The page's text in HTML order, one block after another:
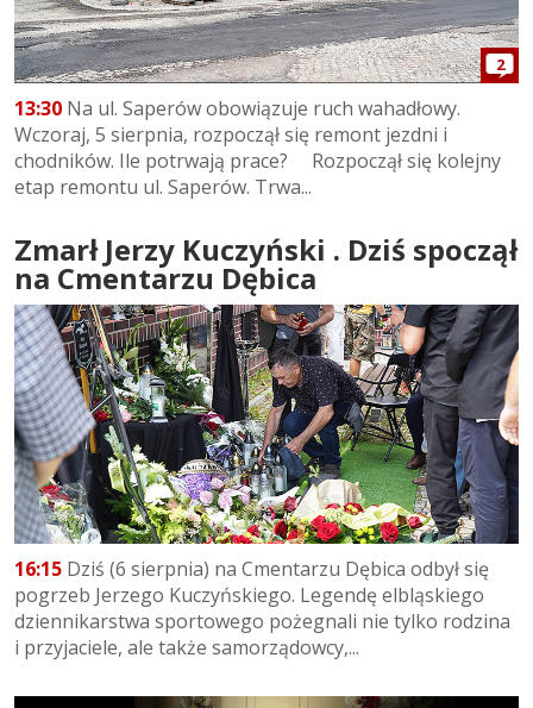
2
13:30 Na ul. Saperów obowiązuje ruch wahadłowy.
Wczoraj, 5 sierpnia, rozpoczął się remont jezdni i
chodników. Ile potrwają prace? Rozpoczął się kolejny
etap remontu ul. Saperów. Trwa...
Zmarł Jerzy Kuczyński . Dziś spoczął
na Cmentarzu Dębica
16:15 Dziś (6 sierpnia) na Cmentarzu Dębica odbył się
pogrzeb Jerzego Kuczyńskiego. Legendę elbląskiego
dziennikarstwa sportowego pożegnali nie tylko rodzina
i przyjaciele, ale także samorządowcy,...